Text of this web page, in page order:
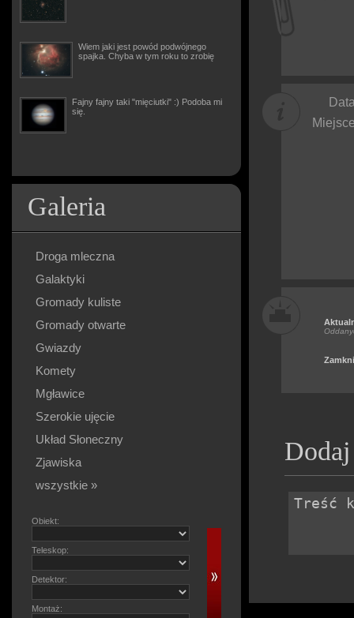
Wiem jaki jest powód podwójnego
spajka. Chyba w tym roku to zrobię
Fajny fajny taki "mięciutki" :) Podoba mi
się.
Galeria
Droga mleczna
Galaktyki
Gromady kuliste
Gromady otwarte
Gwiazdy
Komety
Mgławice
Szerokie ujęcie
Układ Słoneczny
Zjawiska
wszystkie »
Obiekt:
Teleskop:
Detektor:
Montaż: